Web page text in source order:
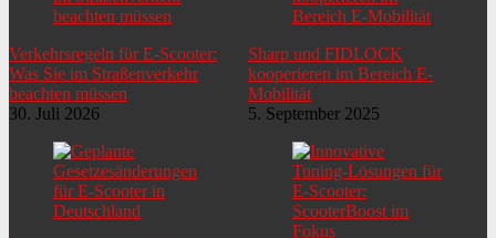
Verkehrsregeln für E-Scooter:
Was Sie im Straßenverkehr
beachten müssen
30. Juli 2026
Sharp und FIDLOCK
kooperieren im Bereich E-
Mobilität
5. September 2025